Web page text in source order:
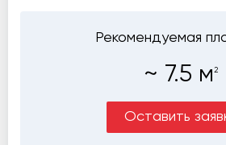
Рекомендуемая
~ 7.5 м 2
Оставить